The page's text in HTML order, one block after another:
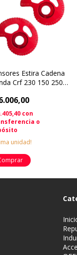
Estira Cadena
Crf 230 150 250f
con
o
unidad!